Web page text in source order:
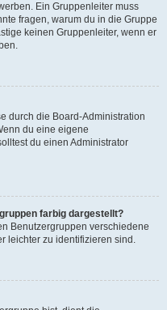
Ein Gruppenleiter muss
fragen, warum du in die Gruppe
keinen Gruppenleiter, wenn er
durch die Board-Administration
du eine eigene
du einen Administrator
farbig dargestellt?
Benutzergruppen verschiedene
leichter zu identifizieren sind.